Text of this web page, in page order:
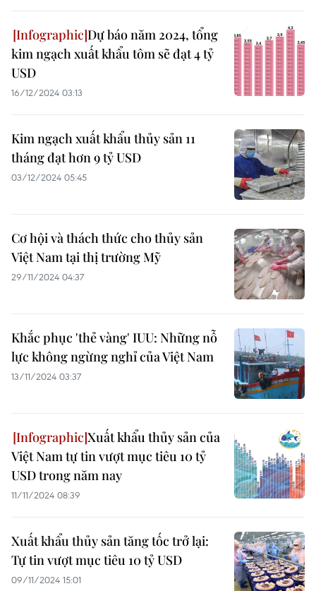
Dự báo năm 2024, tổng
kim ngạch xuất khẩu tôm sẽ đạt 4 tỷ
USD
16/12/2024 03:13
Kim ngạch xuất khẩu thủy sản 11
tháng đạt hơn 9 tỷ USD
03/12/2024 05:45
Cơ hội và thách thức cho thủy sản
Việt Nam tại thị trường Mỹ
29/11/2024 04:37
Khắc phục 'thẻ vàng' IUU: Những nỗ
lực không ngừng nghỉ của Việt Nam
13/11/2024 03:37
Xuất khẩu thủy sản của
Việt Nam tự tin vượt mục tiêu 10 tỷ
USD trong năm nay
11/11/2024 08:39
Xuất khẩu thủy sản tăng tốc trở lại:
Tự tin vượt mục tiêu 10 tỷ USD
09/11/2024 15:01